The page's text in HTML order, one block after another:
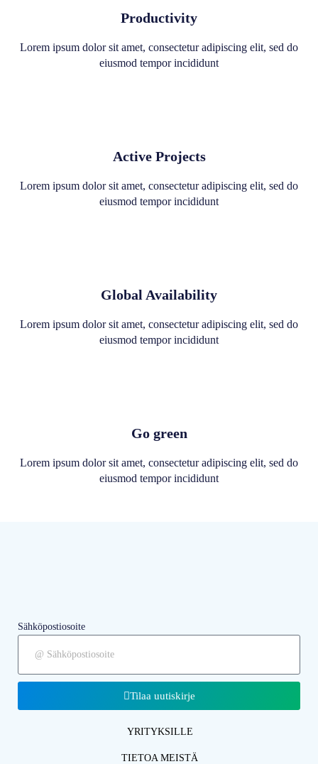
Productivity
Lorem ipsum dolor sit amet, consectetur adipiscing elit, sed do
eiusmod tempor incididunt
Active Projects
Lorem ipsum dolor sit amet, consectetur adipiscing elit, sed do
eiusmod tempor incididunt
Global Availability
Lorem ipsum dolor sit amet, consectetur adipiscing elit, sed do
eiusmod tempor incididunt
Go green
Lorem ipsum dolor sit amet, consectetur adipiscing elit, sed do
eiusmod tempor incididunt
Sähköpostiosoite
Tilaa uutiskirje
YRITYKSILLE
TIETOA MEISTÄ